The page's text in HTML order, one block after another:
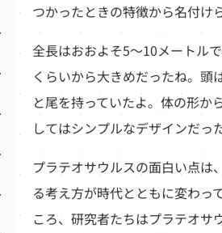
つかったときの特徴から名付け
全長はおおよそ5～10メートル
くらいから大きめだったね。頭
と尾を持っていたよ。体の形か
してはシンプルなデザインだっ
プラテオサウルスの面白い点は
る考え方が時代とともに変わっ
ころ、研究者たちはプラテオサ